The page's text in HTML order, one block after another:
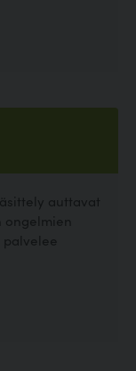
auttavat
ongelmien
palvelee